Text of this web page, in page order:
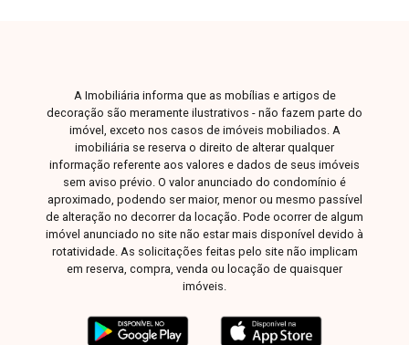
A Imobiliária informa que as mobílias e artigos de
decoração são meramente ilustrativos - não fazem parte do
imóvel, exceto nos casos de imóveis mobiliados. A
imobiliária se reserva o direito de alterar qualquer
informação referente aos valores e dados de seus imóveis
sem aviso prévio. O valor anunciado do condomínio é
aproximado, podendo ser maior, menor ou mesmo passível
de alteração no decorrer da locação. Pode ocorrer de algum
imóvel anunciado no site não estar mais disponível devido à
rotatividade. As solicitações feitas pelo site não implicam
em reserva, compra, venda ou locação de quaisquer
imóveis.